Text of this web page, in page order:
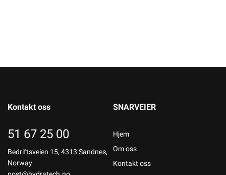
Kontakt oss
51 67 25 00
Bedriftsveien 15, 4313 Sandnes,
Norway
SNARVEIER
Hjem
Om oss
Kontakt oss